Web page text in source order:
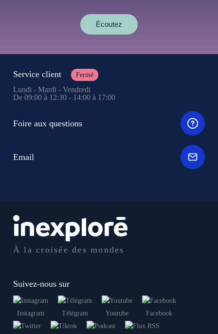
Écoutez
À la croisée des mondes
Suivez-nous sur
Instagram Télégram Youtube Facebook
Service client Fermé
Lundi - Mardi - Vendredi
De 09:00 à 12:30 - 14:00 à 17:00
Foire aux questions
Email